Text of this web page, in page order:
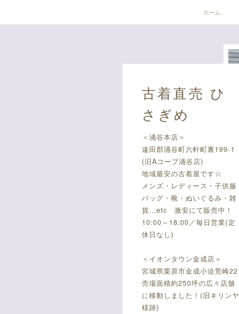
ホーム
古着直売 ひ
さぎめ
＜涌谷本店＞
遠田郡涌谷町六軒町裏199-1
(旧Aコープ涌谷店)
地域最安の古着屋です☆
メンズ・レディース・子供服
バッグ・靴・ぬいぐるみ・雑
貨…etc 激安にて販売中！
10:00～18:00／毎日営業(定
休日なし)
＜イオンタウン金成店＞
宮城県栗原市金成小迫荒崎22
売場面積約250坪の広々店舗
に移動しました！(旧キリンヤ
様跡)